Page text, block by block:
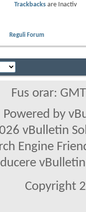
Trackbacksare
Inactiv
Reguli Forum
Fus orar:
Powered by
vBulletin
Engine
Copyright